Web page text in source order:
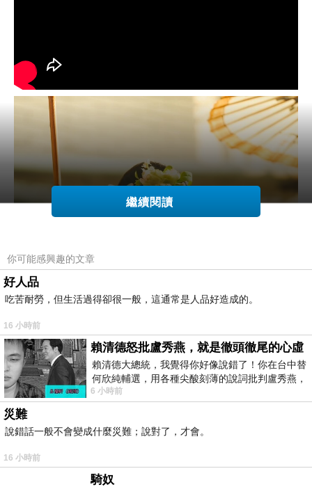
繼續閱讀
你可能感興趣的文章
好人品
吃苦耐勞，但生活過得卻很一般，這通常是人品好造成的。
16 小時前
賴清德怒批盧秀燕，就是徹頭徹尾的心虛
賴清德大總統，我覺得你好像說錯了！你在台中替
何欣純輔選，用各種尖酸刻薄的說詞批判盧秀燕，
罵她施政滿意度輸給陳其邁，甚至還說盧
6 小時前
災難
說錯話一般不會變成什麼災難；說對了，才會。
16 小時前
騎奴